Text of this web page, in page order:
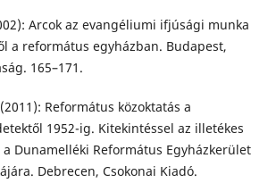
Arcok az evangéliumi ifjúsági munka
a református egyházban. Budapest,
165–171.
Református közoktatás a
1952-ig. Kitekintéssel az illetékes
Dunamelléki Református Egyházkerület
Debrecen, Csokonai Kiadó.